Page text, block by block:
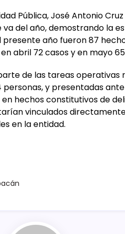
Pública, José Antonio
del año, demostrando la
año fueron 87
abril 72 casos y en mayo
de las tareas operativas
y presentadas
hechos constitutivos de
vinculados
en la entidad.